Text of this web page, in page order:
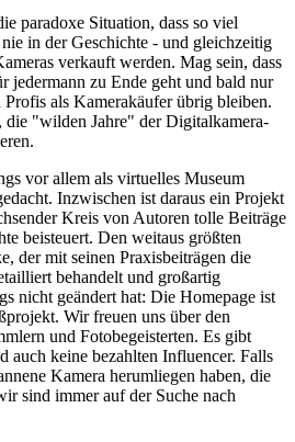
paradoxe Situation, dass so viel
in der Geschichte - und gleichzeitig
verkauft werden. Mag sein, dass
jedermann zu Ende geht und bald nur
als Kamerakäufer übrig bleiben.
die "wilden Jahre" der Digitalkamera-
vor allem als virtuelles Museum
Inzwischen ist daraus ein Projekt
Kreis von Autoren tolle Beiträge
beisteuert. Den weitaus größten
der mit seinen Praxisbeiträgen die
behandelt und großartig
nicht geändert hat: Die Homepage ist
Wir freuen uns über den
und Fotobegeisterten. Es gibt
auch keine bezahlten Influencer. Falls
Kamera herumliegen haben, die
sind immer auf der Suche nach